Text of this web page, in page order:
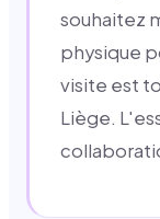
souhaitez
physique
visite est
Liège.